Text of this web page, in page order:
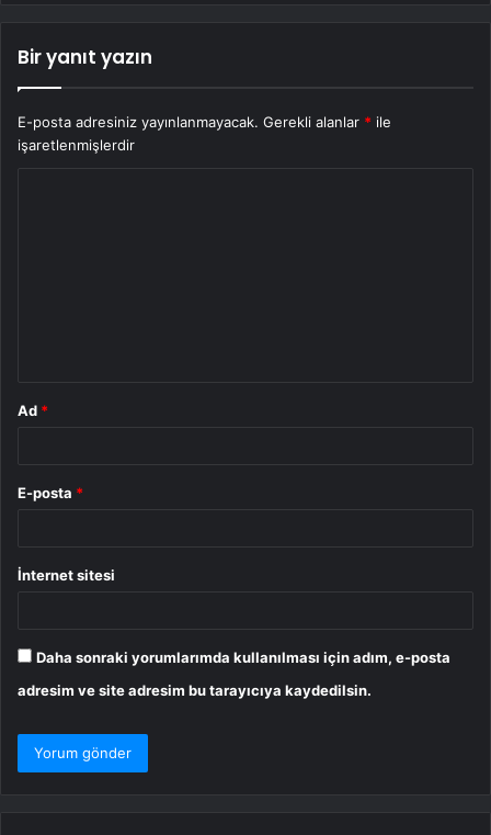
Bir yanıt yazın
E-posta adresiniz yayınlanmayacak. Gerekli alanlar * ile
işaretlenmişlerdir
Ad *
E-posta *
İnternet sitesi
Daha sonraki yorumlarımda kullanılması için adım, e-posta
adresim ve site adresim bu tarayıcıya kaydedilsin.